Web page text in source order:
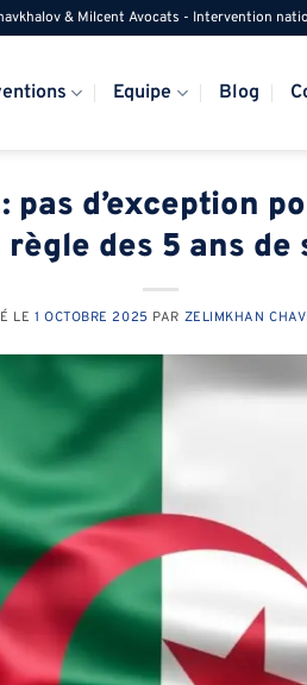
& Milcent Avocats - Intervention
Equipe Blog
d’exception
des 5 ans
LE 1 OCTOBRE 2025 PAR ZELIMKHAN